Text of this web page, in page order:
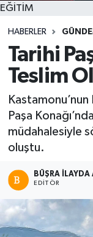
EĞİTİM
HABERLER
Tarihi
Teslim
Kastamonu’nun
Paşa
müdahalesiyle
oluştu.
BÜŞRA
EDITÖR